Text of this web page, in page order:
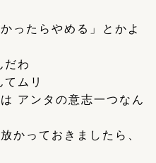
ったらやめる」とかよ
だわ
ムリ
アンタの意志一つなん
かっておきましたら、